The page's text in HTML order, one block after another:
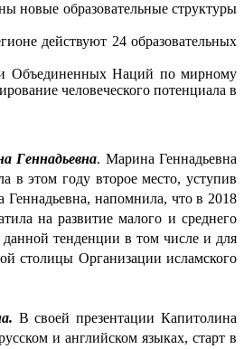
новые образовательные структуры
действуют 24 образовательных
Объединенных Наций по мирному
человеческого потенциала в
Геннадьевна. Марина Геннадьевна
в этом году второе место, уступив
Геннадьевна, напомнила, что в 2018
на развитие малого и среднего
данной тенденции в том числе и для
столицы Организации исламского
В своей презентации Капитолина
и английском языках, старт в